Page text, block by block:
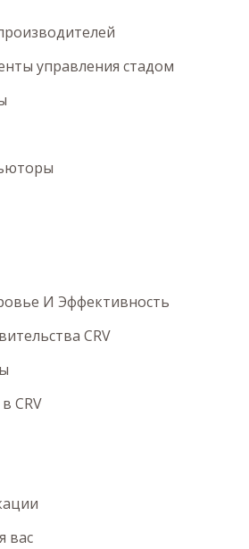
управления стадом
И Эффективность
CRV
CRV
вас